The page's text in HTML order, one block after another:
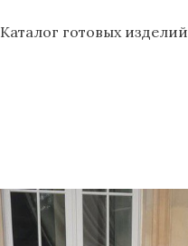
Каталог готовых изделий